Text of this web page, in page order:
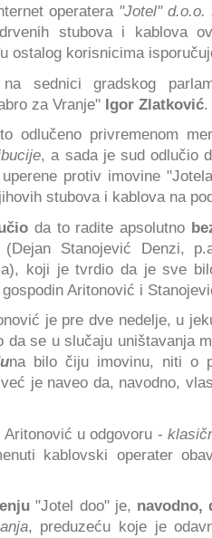
operatera "Jotel" d.o.o.
stubova i kablova
ostalog korisnicima
sednici gradskog
za Vranje" Igor Zlatković.
odlučeno privremenom
, a sada je sud odlučio
protiv imovine
stubova i kablova na
da to radite apsolutno
Stanojević Denzi,
koji je tvrdio da je sve
Aritonović i
je pre dve nedelje, u
da se u slučaju uništavanja
na bilo čiju imovinu, niti o
je naveo da, navodno,
u odgovoru -
kablovski operater
"Jotel doo" je, navodno,
, preduzeću koje je